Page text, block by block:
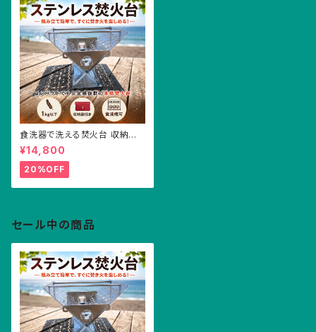
食洗器で洗える焚火台 収納袋
つき キャンプ アウトドア ソロキ
ャンプ デュオキャンプ ステンレ
ス 焚火台 軽い 小さい
¥14,800
20%OFF
セール中の商品